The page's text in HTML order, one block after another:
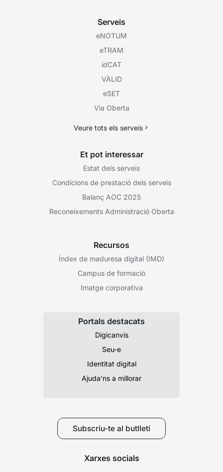
Serveis
eNOTUM
eTRAM
idCAT
VÀLID
eSET
Via Oberta
Veure tots els serveis
Et pot interessar
Estat dels serveis
Condicions de prestació dels serveis
Balanç AOC 2025
Reconeixements Administració Oberta
Recursos
Índex de maduresa digital (IMD)
Campus de formació
Imatge corporativa
Portals destacats
Digicanvis
Seu-e
Identitat digital
Ajuda’ns a millorar
Subscriu-te al butlletí
Xarxes socials